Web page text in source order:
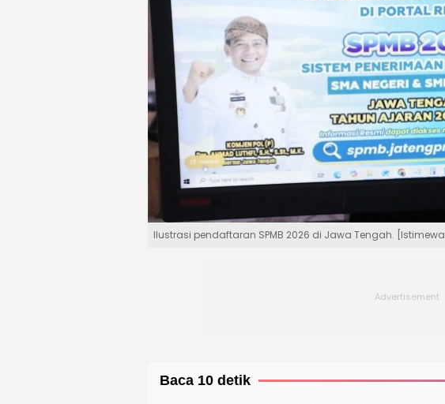
Ilustrasi pendaftaran SPMB 2026 di Jawa Tengah. [Istimewa]
Baca 10 detik